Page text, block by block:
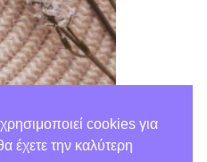
cookies για
έχετε την καλύτερη